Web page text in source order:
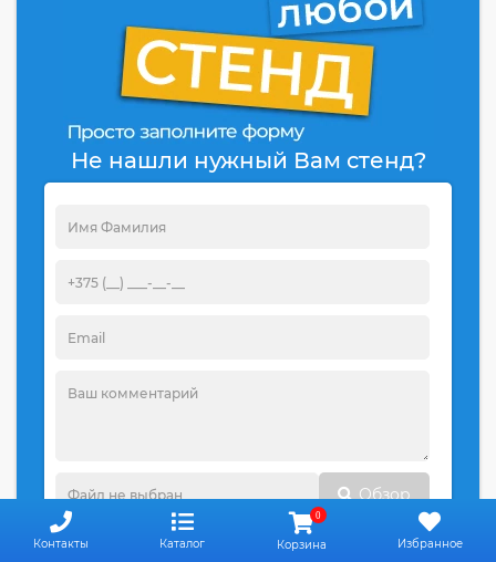
Контакты Каталог
0
Корзина Избранное
Не нашли нужный Вам стенд?
Обзор
Отправить